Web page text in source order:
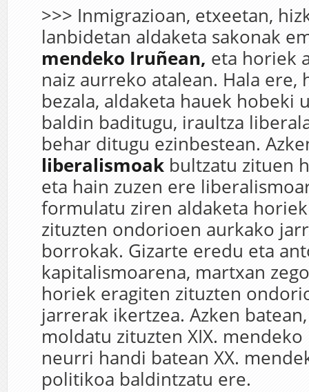
>>> Inmigrazioan, etxeetan,
lanbidetan aldaketa sakonak
mendeko Iruñean, eta horiek
naiz aurreko atalean. Hala ere,
bezala, aldaketa hauek hobeki
baldin baditugu, iraultza
behar ditugu ezinbestean.
liberalismoak bultzatu zituen
eta hain zuzen ere
formulatu ziren aldaketa
zituzten ondorioen aurkako
borrokak. Gizarte eredu eta
kapitalismoarena, martxan
horiek eragiten zituzten
jarrerak ikertzea. Azken
moldatu zituzten XIX.
neurri handi batean XX.
politikoa baldintzatu ere.